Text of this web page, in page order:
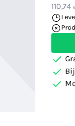
110,74